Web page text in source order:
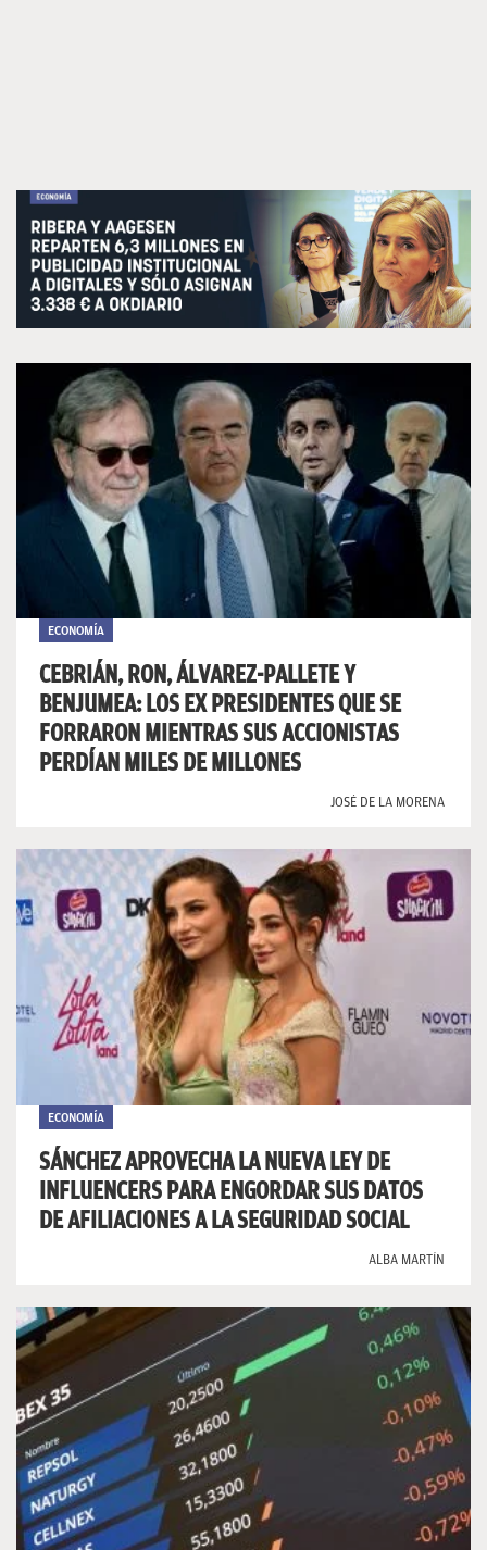
ECONOMÍA
CEBRIÁN, RON, ÁLVAREZ-PALLETE Y
BENJUMEA: LOS EX PRESIDENTES QUE SE
FORRARON MIENTRAS SUS ACCIONISTAS
PERDÍAN MILES DE MILLONES
JOSÉ DE LA MORENA
ECONOMÍA
SÁNCHEZ APROVECHA LA NUEVA LEY DE
INFLUENCERS PARA ENGORDAR SUS DATOS
DE AFILIACIONES A LA SEGURIDAD SOCIAL
ALBA MARTÍN